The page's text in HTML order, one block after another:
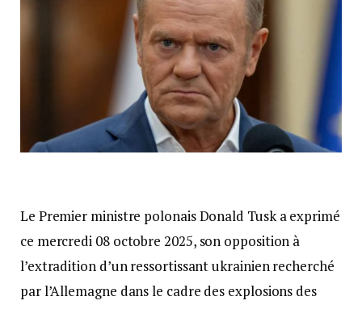
Le Premier ministre polonais Donald Tusk a exprimé
ce mercredi 08 octobre 2025, son opposition à
l’extradition d’un ressortissant ukrainien recherché
par l’Allemagne dans le cadre des explosions des